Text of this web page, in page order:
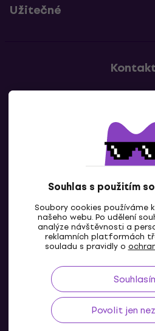
Souhlas s použitím
Soubory cookies používáme
našeho webu. Po udělení
analýze návštěvnosti a
reklamních platformách
souladu s pravidly o
Povolit jen
Užitečné
CZ